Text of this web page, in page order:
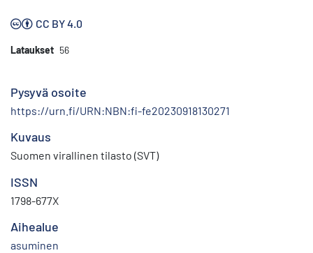
CC BY 4.0
Lataukset 56
Pysyvä osoite
https://urn.fi/URN:NBN:fi-fe20230918130271
Kuvaus
Suomen virallinen tilasto (SVT)
ISSN
1798-677X
Aihealue
asuminen